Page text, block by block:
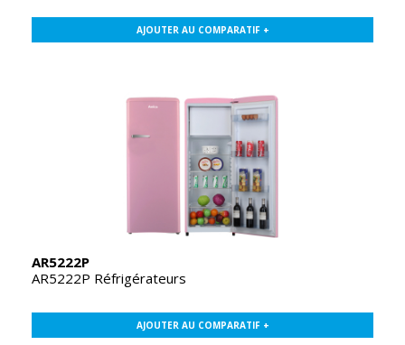
AJOUTER AU COMPARATIF +
AR5222P
AR5222P Réfrigérateurs
AJOUTER AU COMPARATIF +